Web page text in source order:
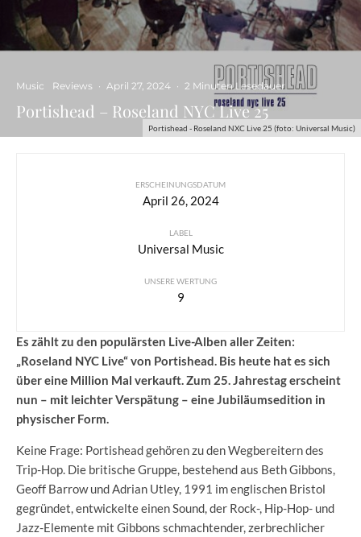
Portishead - Roseland NXC Live 25 (foto: Universal Music)
Music Reviews · April 27, 2024 · 2 Minuten Lesedauer
Portishead – Roseland NYC Live 25
ERSCHEINUNGSDATUM
April 26, 2024
LABEL
Universal Music
UNSERE WERTUNG
9
Es zählt zu den populärsten Live-Alben aller Zeiten:
„Roseland NYC Live“ von Portishead. Bis heute hat es sich
über eine Million Mal verkauft. Zum 25. Jahrestag erscheint
nun – mit leichter Verspätung – eine Jubiläumsedition in
physischer Form.
Keine Frage: Portishead gehören zu den Wegbereitern des
Trip-Hop. Die britische Gruppe, bestehend aus Beth Gibbons,
Geoff Barrow und Adrian Utley, 1991 im englischen Bristol
gegründet, entwickelte einen Sound, der Rock-, Hip-Hop- und
Jazz-Elemente mit Gibbons schmachtender, zerbrechlicher